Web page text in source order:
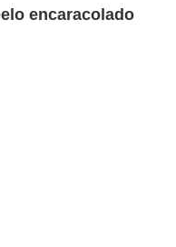
encaracolado